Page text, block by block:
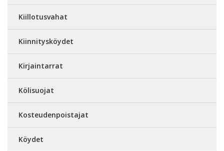
Kiillotusvahat
Kiinnitysköydet
Kirjaintarrat
Kölisuojat
Kosteudenpoistajat
Köydet